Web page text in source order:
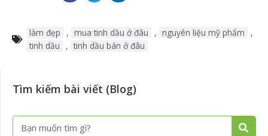
làm đẹp , mua tinh dầu ở đâu , nguyên liệu mỹ phẩm
,
tinh dầu
, tinh dầu bán ở đâu
Tìm kiếm bài viết (Blog)
Tìm